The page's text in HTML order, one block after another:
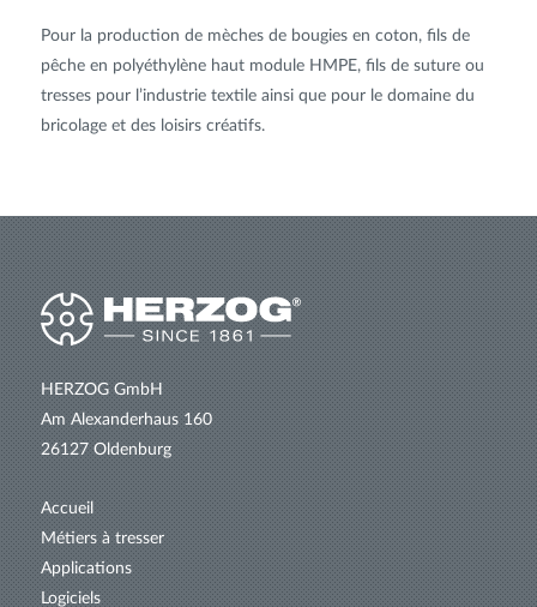
Pour la production de mèches de bougies en coton, fils de
pêche en polyéthylène haut module HMPE, fils de suture ou
tresses pour l’industrie textile ainsi que pour le domaine du
bricolage et des loisirs créatifs.
HERZOG GmbH
Am Alexanderhaus 160
26127 Oldenburg
Accueil
Métiers à tresser
Applications
Logiciels